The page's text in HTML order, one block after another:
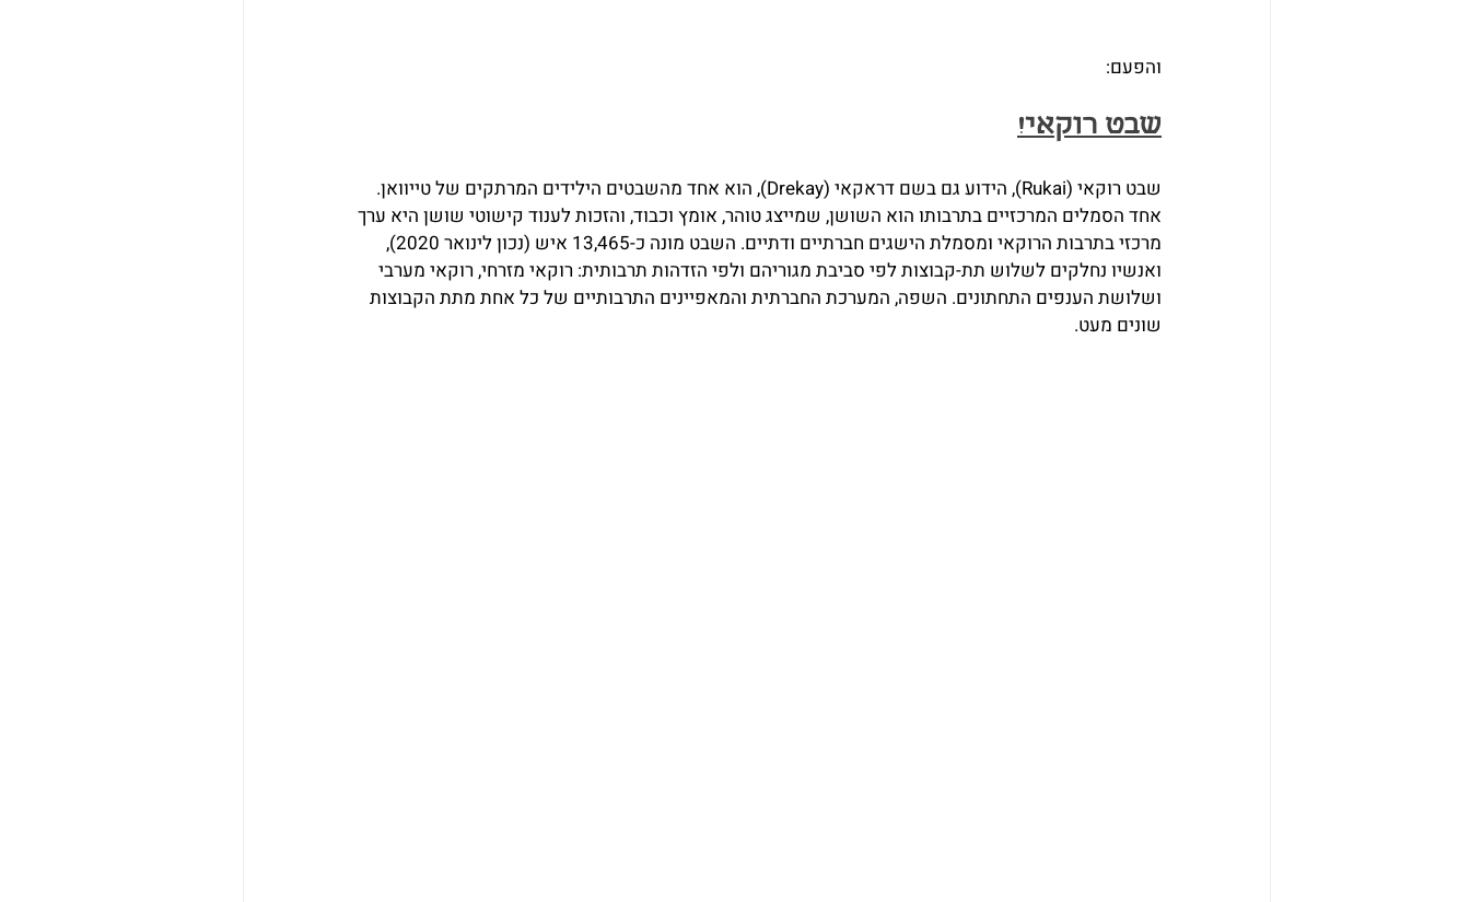
והפעם:
שבט רוקאי!
שבט רוקאי (Rukai), הידוע גם בשם דראקאי (Drekay), הוא אחד מהשבטים הילידים המרתקים של טייוואן.
אחד הסמלים המרכזיים בתרבותו הוא השושן, שמייצג טוהר, אומץ וכבוד, והזכות לענוד קישוטי שושן היא ערך
מרכזי בתרבות הרוקאי ומסמלת הישגים חברתיים ודתיים. השבט מונה כ-13,465 איש (נכון לינואר 2020),
ואנשיו נחלקים לשלוש תת-קבוצות לפי סביבת מגוריהם ולפי הזדהות תרבותית: רוקאי מזרחי, רוקאי מערבי
ושלושת הענפים התחתונים. השפה, המערכת החברתית והמאפיינים התרבותיים של כל אחת מתת הקבוצות
שונים מעט.